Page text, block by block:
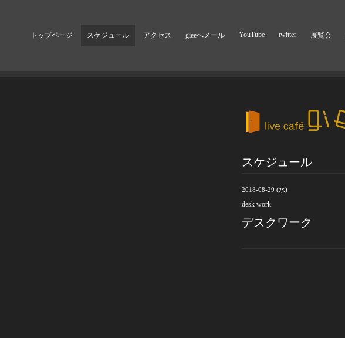
トップページ スケジュール アクセス gieeへメール YouTube twitter 展覧会
スケジュール
2018-08-29 (水)
desk work
デスクワーク